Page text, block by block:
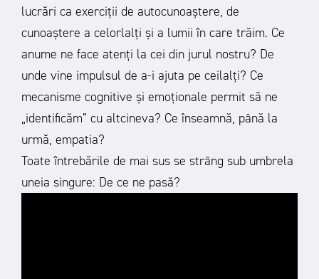
lucrări ca exerciții de autocunoaștere, de
cunoaștere a celorlalți și a lumii în care trăim. Ce
anume ne face atenți la cei din jurul nostru? De
unde vine impulsul de a-i ajuta pe ceilalți? Ce
mecanisme cognitive și emoționale permit să ne
„identificăm” cu altcineva? Ce înseamnă, până la
urmă, empatia?
Toate întrebările de mai sus se strâng sub umbrela
uneia singure: De ce ne pasă?